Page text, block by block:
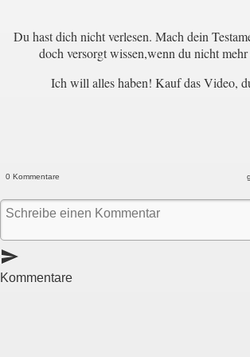
Du hast dich nicht verlesen. Mach dein
doch versorgt wissen,wenn du nicht
Ich will alles haben! Kauf das Video,
0 Kommentare
send
Kommentare